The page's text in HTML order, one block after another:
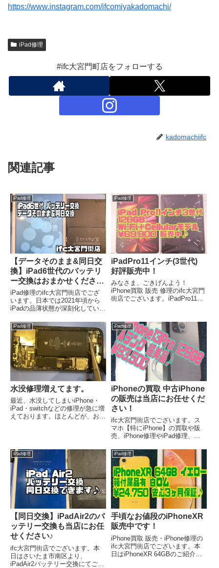
https://www.instagram.com/ifcomiyakadomachi/
iPad修理
#ifc大宮門町店をフォローする
kadomachiifc
関連記事
iPad修理
【データそのまま&同日交
換】iPad6世代のバッテリ
ー交換はおまかせください
♪
iPad修理のifc大宮門街店でござ
います。日本では2021年頃から
iPadの品薄状態が深刻化していま
等で急激な需要の増加と半導体不
足が原因だそうです。購入するこ
とが難しいのであれば、直してし
まいましょう！
iPad修理
iPadPro11インチ(3世代)
好評販売中！
みなさま、ごきげんよう！
iPhone買取 販売 修理のifc大宮門
街店でございます。iPadPro11イ
くださいませ♪
iPad修理
水没修理増えてます。
最近、水没してしまいiPhone・
iPad・switchなどの修理が急に増
えております。ほとんどが、お風
位の物になり高額なものばかり
で...
iPad修理
iPhoneの買取 中古iPhone
の販売は当店にお任せくだ
さい！
ifc大宮門街店でございます。ス
マホ【特にiPhone】の買取や販
売、iPhone修理やiPad修理、
任せください。非常に状態の良き
♪iPhone13Pro入荷致しましたの
で、ご紹介いたします。
iPad修理
【同日交換】iPadAir2のバ
ッテリー交換も当店にお任
せください♪
ifc大宮門街店でございます。本
日はさいたま市南区より、
iPadAir2バッテリー交換にてご来
iPad修理
手頃なお値段のiPhoneXR
販売中です！
iPhone買取 販売・iPhone修理の
ifc大宮門街店でございます。本
日はiPhoneXR 64GBのご紹介！